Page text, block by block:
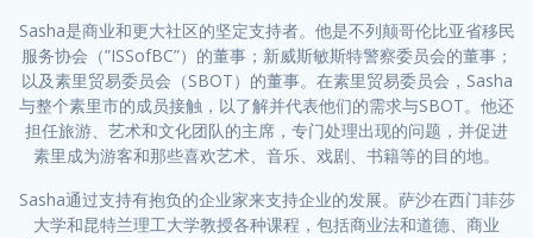
Sasha是商业和更大社区的坚定支持者。他是不列颠哥伦比亚省移民
服务协会（”ISSofBC”）的董事；新威斯敏斯特警察委员会的董事；
以及素里贸易委员会（SBOT）的董事。在素里贸易委员会，Sasha
与整个素里市的成员接触，以了解并代表他们的需求与SBOT。他还
担任旅游、艺术和文化团队的主席，专门处理出现的问题，并促进
素里成为游客和那些喜欢艺术、音乐、戏剧、书籍等的目的地。
Sasha通过支持有抱负的企业家来支持企业的发展。萨沙在西门菲莎
大学和昆特兰理工大学教授各种课程，包括商业法和道德、商业